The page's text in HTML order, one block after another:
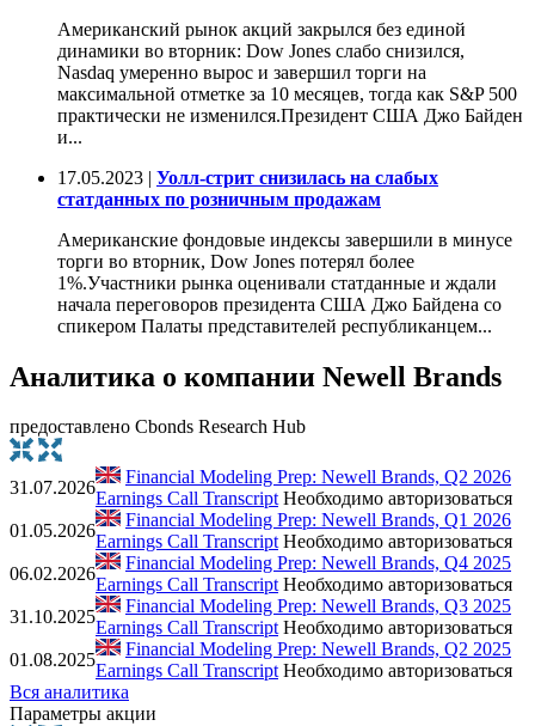
Американский рынок акций закрылся без единой
динамики во вторник: Dow Jones слабо снизился,
Nasdaq умеренно вырос и завершил торги на
максимальной отметке за 10 месяцев, тогда как S&P 500
практически не изменился.Президент США Джо Байден
и...
17.05.2023 | Уолл-стрит снизилась на слабых
статданных по розничным продажам
Американские фондовые индексы завершили в минусе
торги во вторник, Dow Jones потерял более
1%.Участники рынка оценивали статданные и ждали
начала переговоров президента США Джо Байдена со
спикером Палаты представителей республиканцем...
Аналитика о компании Newell Brands
предоставлено Cbonds Research Hub
31.07.2026
Financial Modeling Prep: Newell Brands, Q2 2026
Earnings Call Transcript Необходимо авторизоваться
01.05.2026
Financial Modeling Prep: Newell Brands, Q1 2026
Earnings Call Transcript Необходимо авторизоваться
06.02.2026
Financial Modeling Prep: Newell Brands, Q4 2025
Earnings Call Transcript Необходимо авторизоваться
31.10.2025
Financial Modeling Prep: Newell Brands, Q3 2025
Earnings Call Transcript Необходимо авторизоваться
01.08.2025
Financial Modeling Prep: Newell Brands, Q2 2025
Earnings Call Transcript Необходимо авторизоваться
Вся аналитика
Параметры акции